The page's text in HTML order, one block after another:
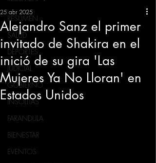
RESUMEN
SALUD
DEPORTES
JUDICIAL
GOBIERNO
INSÓLITAS
FARANDULA
BIENESTAR
EVENTOS
Alejandro Sanz el primer
invitado de Shakira en el
inició de su gira 'Las
Mujeres Ya No Lloran' en
Estados Unidos
25 abr 2025